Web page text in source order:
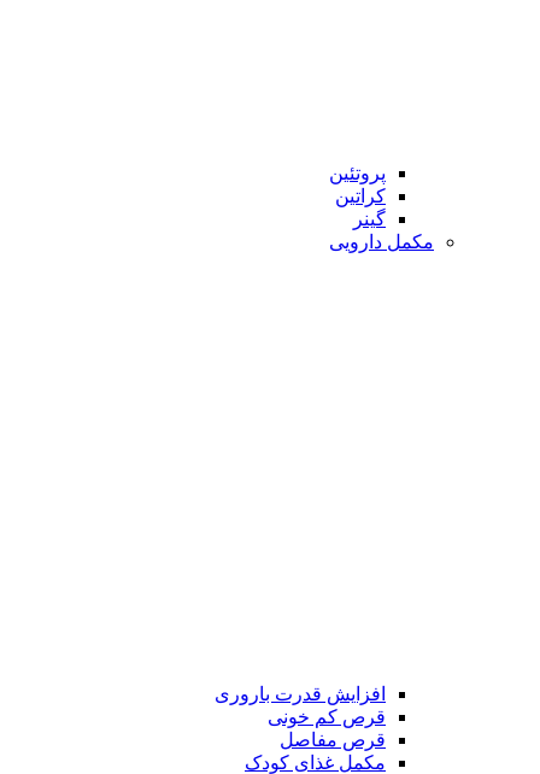
پروتئین
کراتین
گینر
مکمل دارویی
افزایش قدرت باروری
قرص کم خونی
قرص مفاصل
مکمل غذای کودک